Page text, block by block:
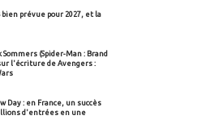
bien prévue pour 2027, et la
(Spider-Man : Brand
l'écriture de Avengers :
Day : en France, un succès
d'entrées en une